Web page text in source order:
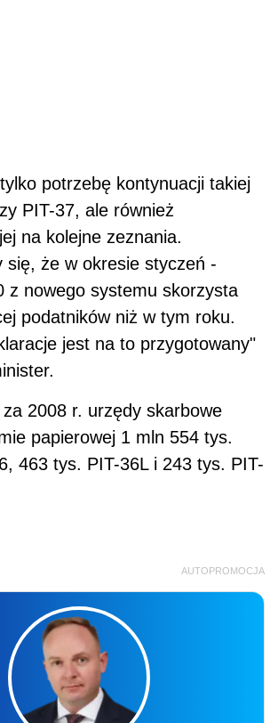
potrzebę kontynuacji takiej
PIT-37, ale również
na kolejne zeznania.
się, że w okresie styczeń -
z nowego systemu skorzysta
podatników niż w tym roku.
jest na to przygotowany"
2008 r. urzędy skarbowe
papierowej 1 mln 554 tys.
463 tys. PIT-36L i 243 tys. PIT-
AUTOPROMOCJA